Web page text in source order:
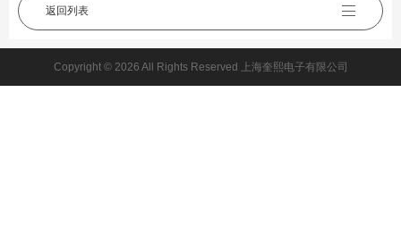
返回列表
Copyright © 2026 All Rights Reserved 上海奎熙电子有限公司